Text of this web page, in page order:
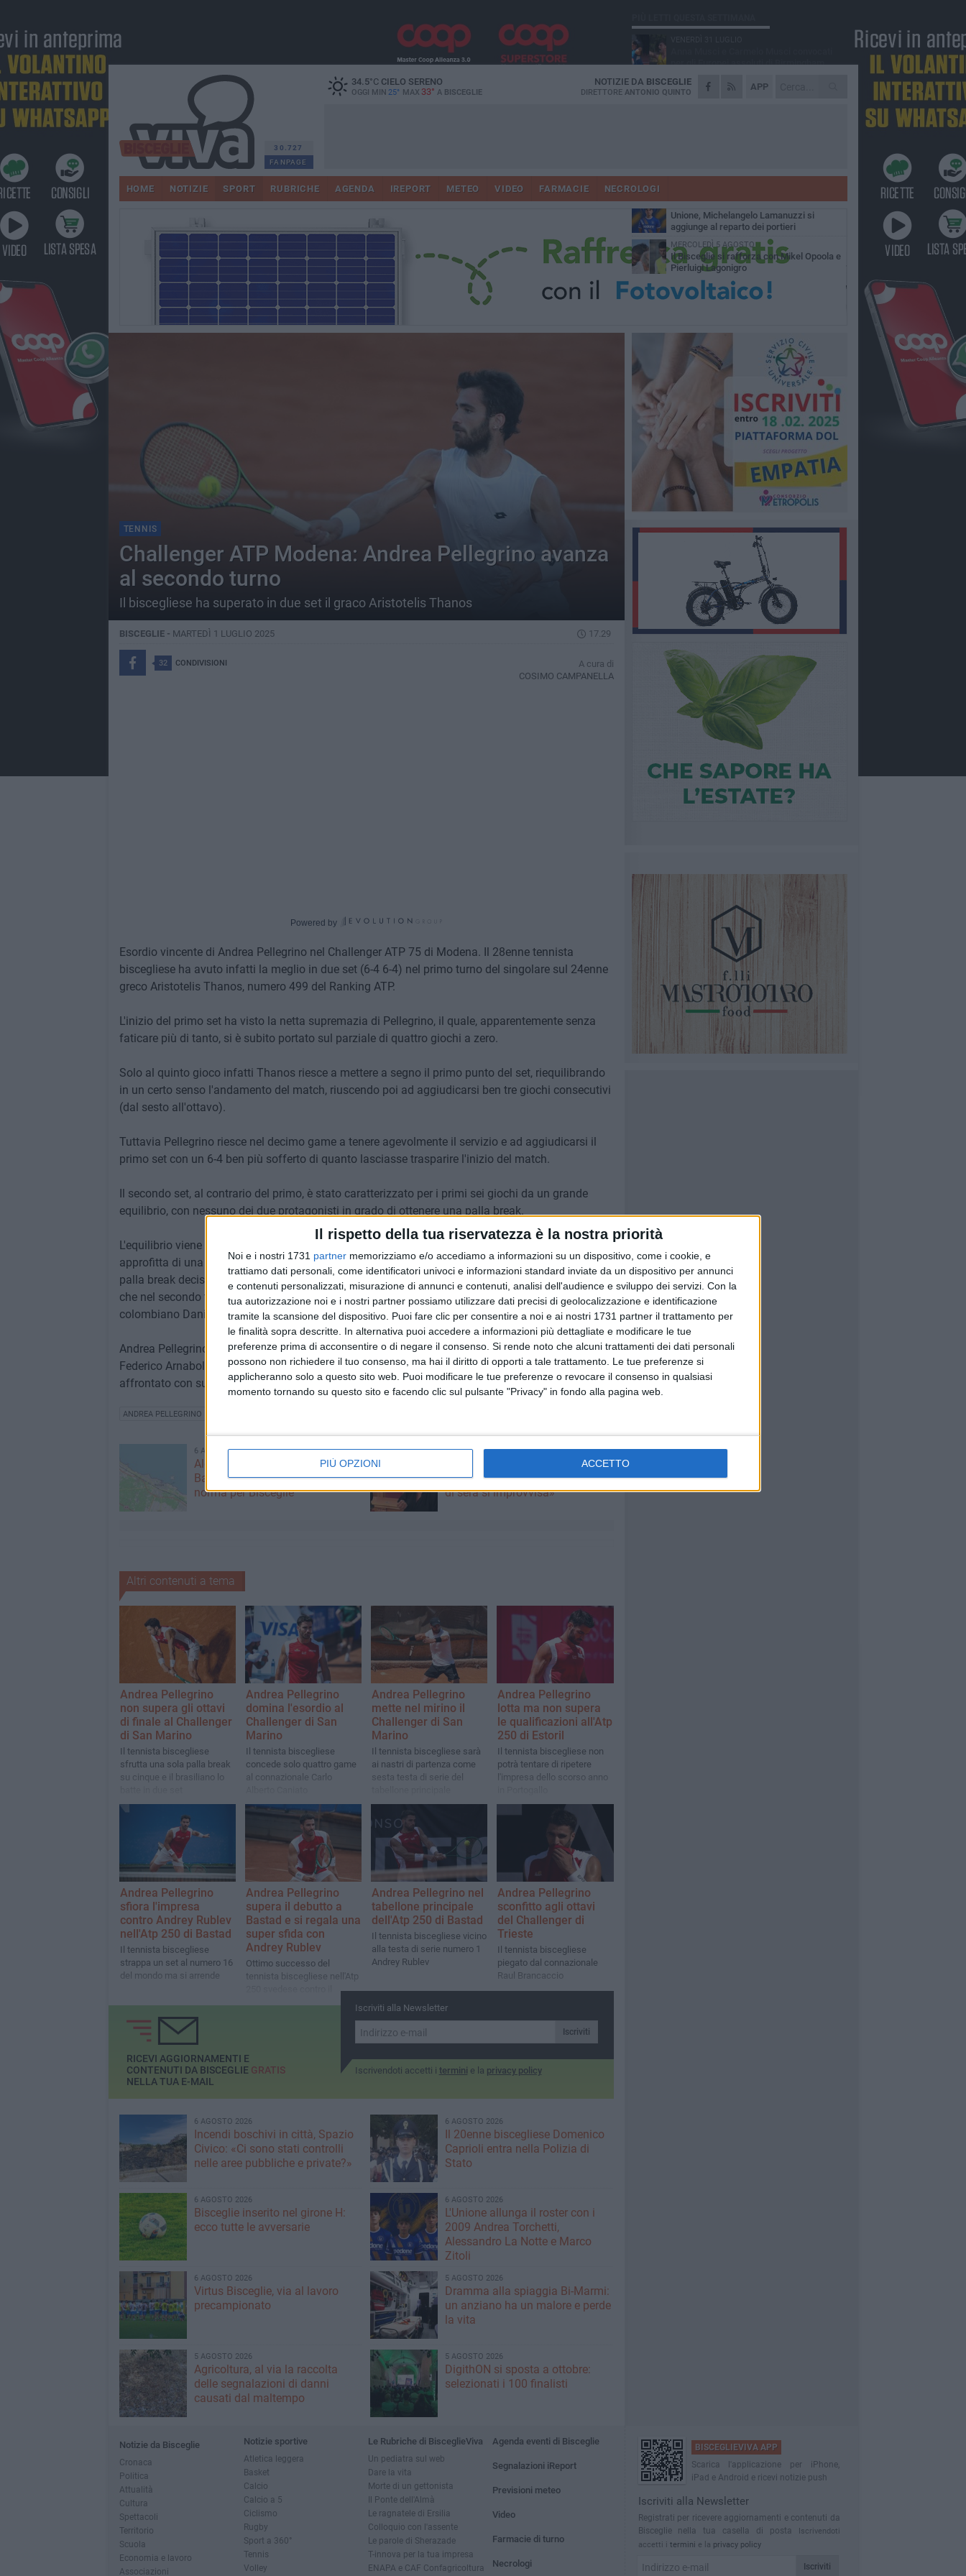
Il rispetto della tua riservatezza è la nostra priorità
Noi e i nostri 1731 partner memorizziamo e/o accediamo a informazioni su un dispositivo, come i cookie, e
trattiamo dati personali, come identificatori univoci e informazioni standard inviate da un dispositivo per annunci
e contenuti personalizzati, misurazione di annunci e contenuti, analisi dell'audience e sviluppo dei servizi. Con la
tua autorizzazione noi e i nostri partner possiamo utilizzare dati precisi di geolocalizzazione e identificazione
tramite la scansione del dispositivo. Puoi fare clic per consentire a noi e ai nostri 1731 partner il trattamento per
le finalità sopra descritte. In alternativa puoi accedere a informazioni più dettagliate e modificare le tue
preferenze prima di acconsentire o di negare il consenso. Si rende noto che alcuni trattamenti dei dati personali
possono non richiedere il tuo consenso, ma hai il diritto di opporti a tale trattamento. Le tue preferenze si
applicheranno solo a questo sito web. Puoi modificare le tue preferenze o revocare il consenso in qualsiasi
momento tornando su questo sito e facendo clic sul pulsante "Privacy" in fondo alla pagina web.
PIÙ OPZIONI ACCETTO
30.727
FANPAGE
34.5°CCIELO SERENO
OGGI MIN 25° MAX 33° A BISCEGLIE
APP
NOTIZIE DA BISCEGLIE
DIRETTORE ANTONIO QUINTO
HOME NOTIZIE SPORT RUBRICHE AGENDA IREPORT METEO VIDEO FARMACIE NECROLOGI
TENNIS
Challenger ATP Modena: Andrea Pellegrino avanza
al secondo turno
Il biscegliese ha superato in due set il graco Aristotelis Thanos
BISCEGLIE - MARTEDÌ 1 LUGLIO 2025 17.29
32 CONDIVISIONI
A cura di
COSIMO CAMPANELLA
Powered by
Esordio vincente di Andrea Pellegrino nel Challenger ATP 75 di Modena. Il 28enne tennista
biscegliese ha avuto infatti la meglio in due set (6-4 6-4) nel primo turno del singolare sul 24enne
greco Aristotelis Thanos, numero 499 del Ranking ATP.
L'inizio del primo set ha visto la netta supremazia di Pellegrino, il quale, apparentemente senza
faticare più di tanto, si è subito portato sul parziale di quattro giochi a zero.
Solo al quinto gioco infatti Thanos riesce a mettere a segno il primo punto del set, riequilibrando
in un certo senso l'andamento del match, riuscendo poi ad aggiudicarsi ben tre giochi consecutivi
(dal sesto all'ottavo).
Tuttavia Pellegrino riesce nel decimo game a tenere agevolmente il servizio e ad aggiudicarsi il
primo set con un 6-4 ben più sofferto di quanto lasciasse trasparire l'inizio del match.
Il secondo set, al contrario del primo, è stato caratterizzato per i primi sei giochi da un grande
equilibrio, con nessuno dei due protagonisti in grado di ottenere una palla break.
L'equilibrio viene spezzato da Pellegrino nel settimo game, quando il trionfatore di Perugia
approfitta di una serie di errori in serie del greco (tra cui un doppio fallo) per portare a casa la
palla break decisiva che avrebbe poi condotto anche il secondo set sul 6-4 in favore dell'italiano,
che nel secondo turno del Challenger modenese andrà ora ad affrontare l'ostico 29enne
colombiano Daniel Galan, numero 107 del ranking mondiale.
Andrea Pellegrino, sarà inoltre impegnato in serata nel primo turno di doppio in compagnia di
Federico Arnaboldi, nel match tutto italiano contro il ventenne ravennate Federico Bondioli (già
affrontato con successo da Pellegrino a Perugia) e dal 19enne di Sarzana Filippo Romano.
ANDREA PELLEGRINO
6 AGOSTO 2026
Alga tossica, ARPA conferma
Bandiera Bianca e valori nella
norma per Bisceglie
6 AGOSTO 2026
abbandonati: di giorno si sviene,
di sera si improvvisa»
Altri contenuti a tema
Andrea Pellegrino
non supera gli ottavi
di finale al Challenger
di San Marino
Il tennista biscegliese
sfrutta una sola palla break
su cinque e il brasiliano lo
Andrea Pellegrino
domina l'esordio al
Challenger di San
Marino
Il tennista biscegliese
concede solo quattro game
al connazionale Carlo
Andrea Pellegrino
mette nel mirino il
Challenger di San
Marino
Il tennista biscegliese sarà
ai nastri di partenza come
sesta testa di serie del
Andrea Pellegrino
lotta ma non supera
le qualificazioni all'Atp
250 di Estoril
Il tennista biscegliese non
potrà tentare di ripetere
l'impresa dello scorso anno
Andrea Pellegrino
sfiora l'impresa
contro Andrey Rublev
nell'Atp 250 di Bastad
Il tennista biscegliese
strappa un set al numero 16
del mondo ma si arrende
Andrea Pellegrino
supera il debutto a
Bastad e si regala una
super sfida con
Andrey Rublev
Ottimo successo del
tennista biscegliese nell'Atp
Andrea Pellegrino nel
tabellone principale
dell'Atp 250 di Bastad
Il tennista biscegliese vicino
alla testa di serie numero 1
Andrey Rublev
Andrea Pellegrino
sconfitto agli ottavi
del Challenger di
Trieste
Il tennista biscegliese
piegato dal connazionale
Raul Brancaccio
Iscriviti alla Newsletter
Iscriviti
Iscrivendoti accetti i termini e la privacy policy
RICEVI AGGIORNAMENTI E
CONTENUTI DA BISCEGLIE GRATIS
NELLA TUA E-MAIL
6 AGOSTO 2026
Incendi boschivi in città, Spazio
Civico: «Ci sono stati controlli
nelle aree pubbliche e private?»
6 AGOSTO 2026
Il 20enne biscegliese Domenico
Caprioli entra nella Polizia di
Stato
6 AGOSTO 2026
Bisceglie inserito nel girone H:
ecco tutte le avversarie
6 AGOSTO 2026
L'Unione allunga il roster con i
2009 Andrea Torchetti,
Alessandro La Notte e Marco
Zitoli
6 AGOSTO 2026
Virtus Bisceglie, via al lavoro
precampionato
5 AGOSTO 2026
Dramma alla spiaggia Bi-Marmi:
un anziano ha un malore e perde
la vita
5 AGOSTO 2026
Agricoltura, al via la raccolta
delle segnalazioni di danni
causati dal maltempo
5 AGOSTO 2026
DigithON si sposta a ottobre:
selezionati i 100 finalisti
per gli Europei assoluti di Birmingham
LUNEDÌ 3 AGOSTO
Simone Franceschi, una solida certezza
Unione, in difesa arriva Francesco Lorusso
SABATO 1 AGOSTO
Unione, Michelangelo Lamanuzzi si
aggiunge al reparto dei portieri
MERCOLEDÌ 5 AGOSTO
Il Bisceglie si rafforza con Mikel Opoola e
Pierluigi Lagonigro
Notizie da Bisceglie
Cronaca
Politica
Attualità
Cultura
Spettacoli
Territorio
Scuola
Economia e lavoro
Associazioni
Notizie sportive
Atletica leggera
Basket
Calcio
Calcio a 5
Ciclismo
Rugby
Sport a 360°
Tennis
Volley
Le Rubriche di BisceglieViva
Un pediatra sul web
Dare la vita
Morte di un gettonista
Il Ponte dell'Almà
Le ragnatele di Ersilia
Colloquio con l'assente
Le parole di Sherazade
T-innova per la tua impresa
ENAPA e CAF Confagricoltura
Agenda eventi di Bisceglie
Segnalazioni iReport
Previsioni meteo
Video
Farmacie di turno
Necrologi
BISCEGLIEVIVA APP
Scarica l'applicazione per iPhone,
iPad e Android e ricevi notizie push
Iscriviti alla Newsletter
Registrati per ricevere aggiornamenti e contenuti da
Bisceglie nella tua casella di posta
Iscrivendoti
accetti i termini e la privacy policy
Iscriviti